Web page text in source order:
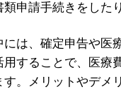
申請手続きをした
は、確定申告や医
することで、医療
。メリットやデメ